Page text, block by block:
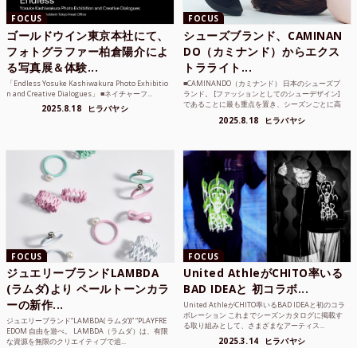
FOCUS
ゴールドウイン東京本社にて、
フォトグラファー柏倉陽介によ
る写真展＆体験...
「Endless Yosuke Kashiwakura Photo Exhibitio
n and Creative Dialogues」 ■ネイチャーフ...
2025.8.18 ヒラバヤシ
FOCUS
シューズブランド、CAMINAN
DO（カミナンド）からエクス
トラライト...
■CAMINANDO（カミナンド） 日本のシューズブ
ランド。 [ファッションとしてのシューデザイン]
であることに最も重点を置き、シーズンごとに高
2025.8.18 ヒラバヤシ
FOCUS
ジュエリーブランドLAMBDA
(ラムダ)より ペールトーンカラ
ーの新作...
ジュエリーブランド“LAMBDA( ラムダ))” “PLAYFRE
EDOM 自由を遊べ。 LAMBDA（ラムダ）は、有限
な資源を無限のクリエイティブで追...
FOCUS
United AthleがCHITO率いる
BAD IDEAと 初コラボ...
United AthleがCHITO率いるBAD IDEAと初のコラ
ボレーション これまでシーズンカタログに掲載す
る取り組みとして、さまざまなアーティス...
2025.3.14 ヒラバヤシ